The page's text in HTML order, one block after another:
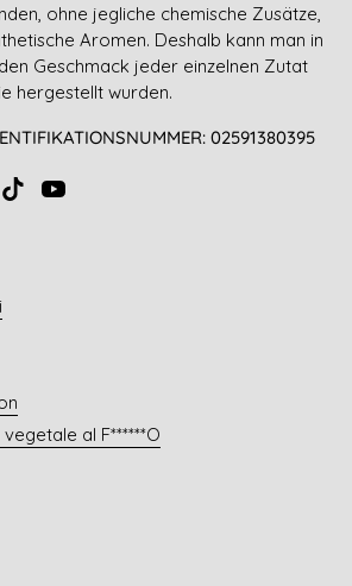
ohne jegliche chemische Zusätze,
Aromen. Deshalb kann man in
Geschmack jeder einzelnen Zutat
hergestellt wurden.
02591380395
TikTokYouTube
al F******O